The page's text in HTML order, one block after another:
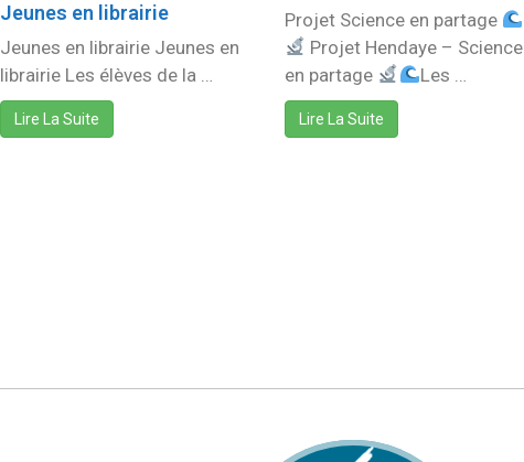
Jeunes en librairie
Jeunes en librairie Jeunes en
librairie Les élèves de la …
Lire La Suite
Projet Science en partage
Projet Hendaye – Science
en partage
Les …
Lire La Suite